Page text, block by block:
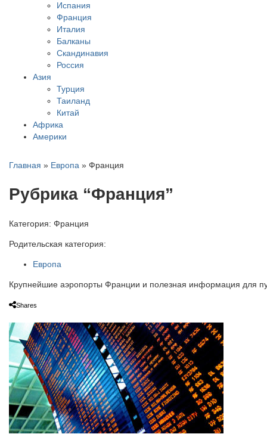
Испания
Франция
Италия
Балканы
Скандинавия
Россия
Азия
Турция
Таиланд
Китай
Африка
Америки
Главная » Европа » Франция
Рубрика “Франция”
Категория: Франция
Родительская категория:
Европа
Крупнейшие аэропорты Франции и полезная информация для
Shares